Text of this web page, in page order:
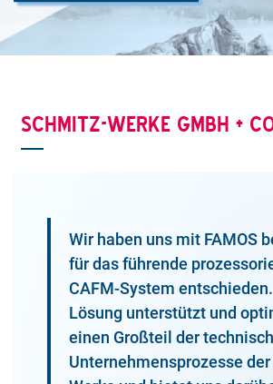
SCHMITZ-WERKE GMBH +
Wir haben uns mit FAMOS
für das führende
CAFM-System
Lösung unterstützt und
einen Großteil der
Unternehmensprozesse